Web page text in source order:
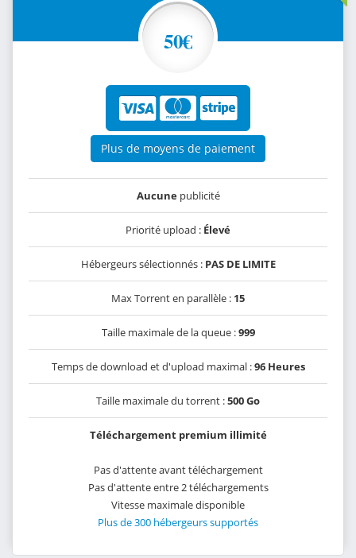
50€
Plus de moyens de paiement
Aucunepublicité
Priorité upload : Élevé
Hébergeurs sélectionnés : PAS DE LIMITE
Max Torrent en parallèle : 15
Taille maximale de la queue :999
Temps de download et d'upload maximal :96 Heures
Taille maximale du torrent :500 Go
Téléchargement premium illimité
Pas d'attente avant téléchargement
Pas d'attente entre 2 téléchargements
Vitesse maximale disponible
Plus de 300 hébergeurs supportés